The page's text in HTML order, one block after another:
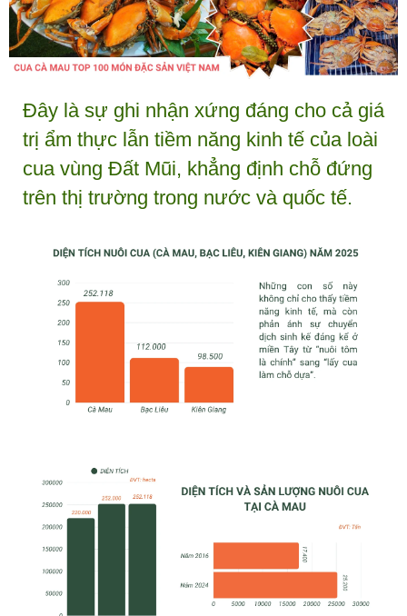
Đây là sự ghi nhận xứng đáng cho cả giá
trị ẩm thực lẫn tiềm năng kinh tế của loài
cua vùng Đất Mũi, khẳng định chỗ đứng
trên thị trường trong nước và quốc tế.